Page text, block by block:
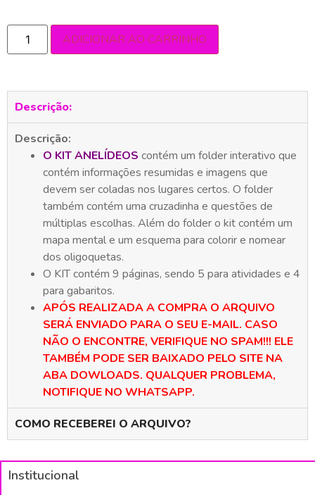
ADICIONAR AO CARRINHO
Descrição:
Descrição:
O KIT ANELÍDEOS contém um folder interativo que
contém informações resumidas e imagens que
devem ser coladas nos lugares certos. O folder
também contém uma cruzadinha e questões de
múltiplas escolhas. Além do folder o kit contém um
mapa mental e um esquema para colorir e nomear
dos oligoquetas.
O KIT contém 9 páginas, sendo 5 para atividades e 4
para gabaritos.
APÓS REALIZADA A COMPRA O ARQUIVO
SERÁ ENVIADO PARA O SEU E-MAIL. CASO
NÃO O ENCONTRE, VERIFIQUE NO SPAM!!! ELE
TAMBÉM PODE SER BAIXADO PELO SITE NA
ABA DOWLOADS. QUALQUER PROBLEMA,
NOTIFIQUE NO WHATSAPP.
COMO RECEBEREI O ARQUIVO?
Institucional